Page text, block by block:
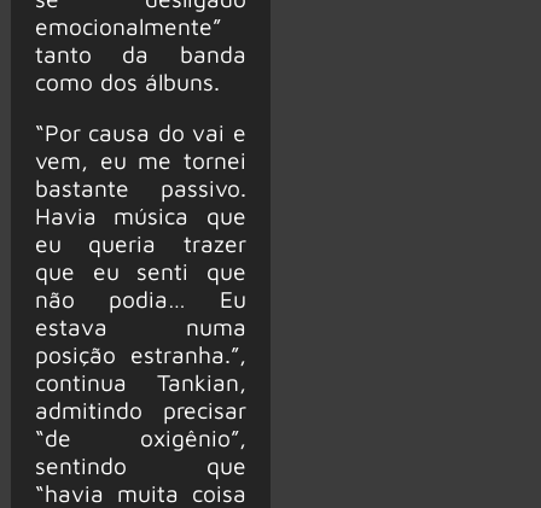
emocionalmente”
tanto da banda
como dos álbuns.
“Por causa do vai e
vem, eu me tornei
bastante passivo.
Havia música que
eu queria trazer
que eu senti que
não podia… Eu
estava numa
posição estranha.”,
continua Tankian,
admitindo precisar
“de oxigênio”,
sentindo que
“havia muita coisa